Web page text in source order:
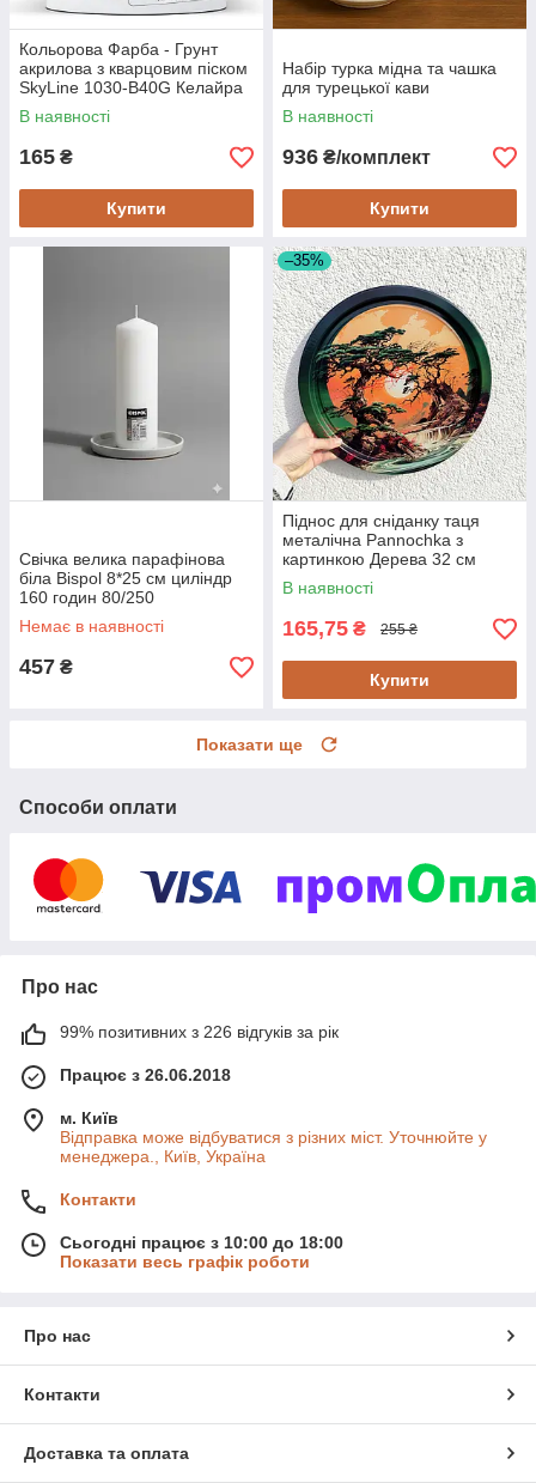
Кольорова Фарба - Грунт
акрилова з кварцовим піском
SkyLine 1030-B40G Келайра
1,4 кг
В наявності
165 ₴
Купити
Набір турка мідна та чашка
для турецької кави
В наявності
936 ₴/комплект
Купити
Свічка велика парафінова
біла Bispol 8*25 см циліндр
160 годин 80/250
Немає в наявності
457 ₴
–35%
Піднос для сніданку таця
металічна Pannochka з
картинкою Дерева 32 см
В наявності
165,75 ₴ 255 ₴
Купити
Показати ще
Способи оплати
Про нас
99% позитивних з 226 відгуків за рік
Працює з 26.06.2018
м. Київ
Відправка може відбуватися з різних міст. Уточнюйте у
менеджера., Київ, Україна
Контакти
Сьогодні працює з 10:00 до 18:00
Показати весь графік роботи
Про нас
Контакти
Доставка та оплата